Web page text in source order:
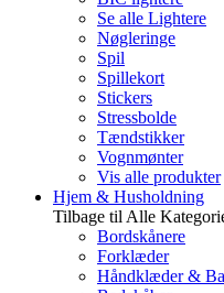
Se alle Lightere
Nøgleringe
Spil
Spillekort
Stickers
Stressbolde
Tændstikker
Vognmønter
Vis alle produkter
Hjem & Husholdning
Tilbage til Alle
Bordskånere
Forklæder
Håndklæder &